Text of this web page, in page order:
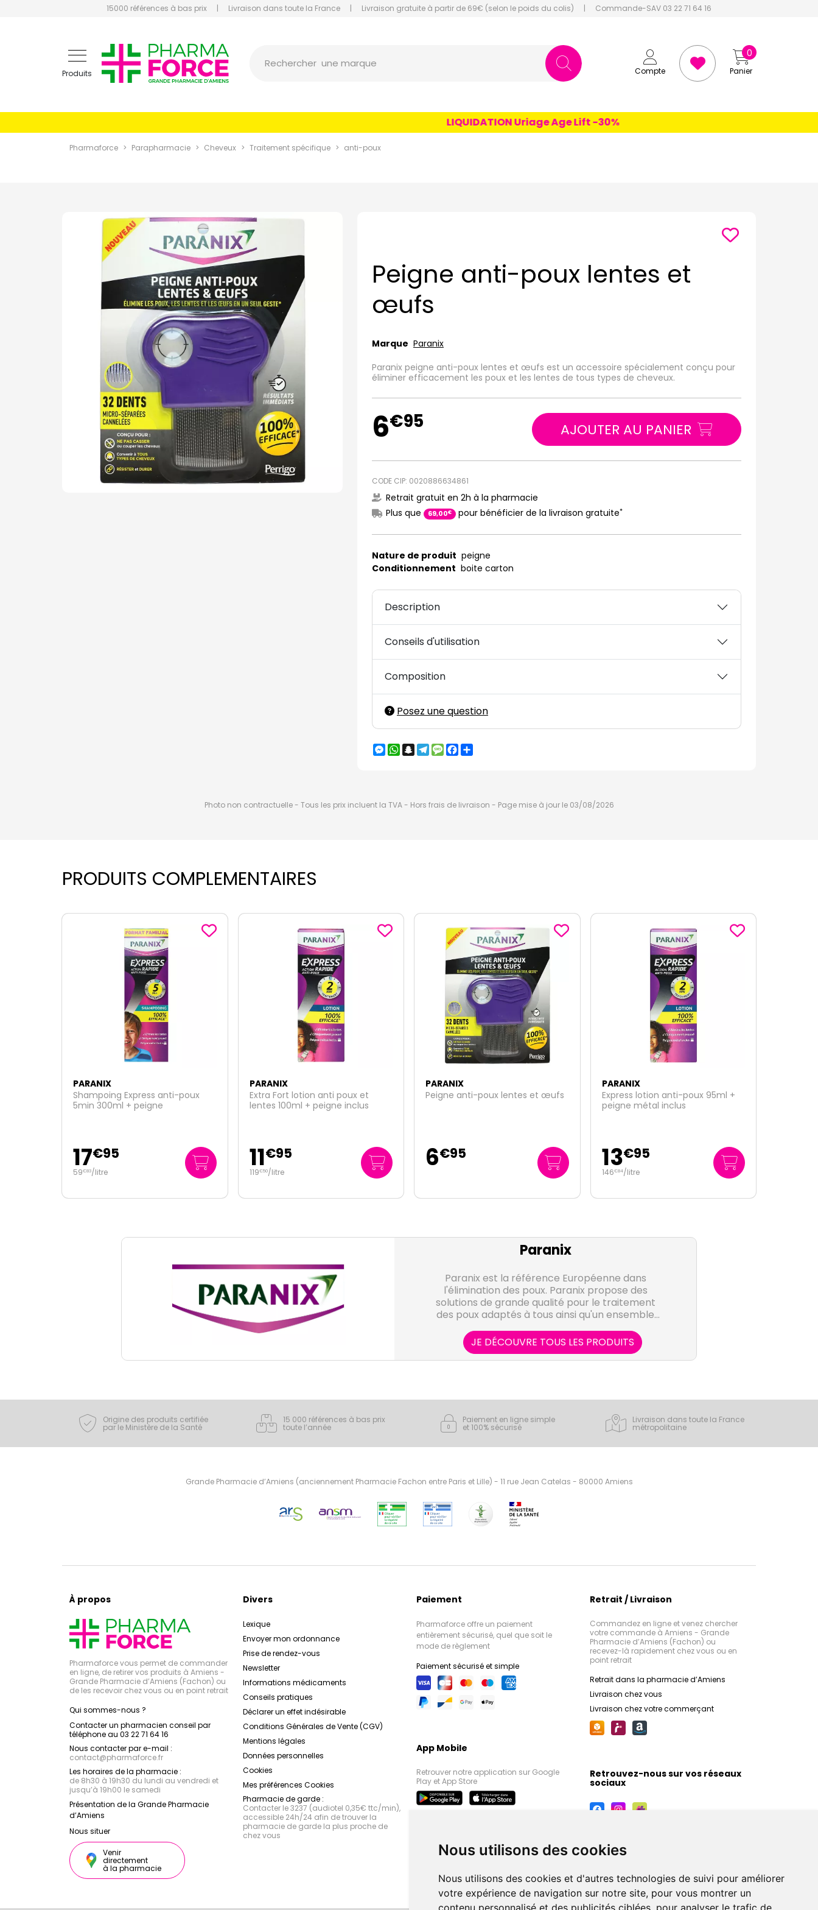
Nous utilisons des cookies
Nous utilisons des cookies et d'autres technologies de suivi pour améliorer
votre expérience de navigation sur notre site, pour vous montrer un
contenu personnalisé et des publicités ciblées, pour analyser le trafic de
15000 références à bas prix | Livraison dans toute la France | Livraison gratuite à partir de 69€ (selon le poids du colis) | Commande-SAV 03 22 71 64 16
Produits Compte Panier
0
Rechercher
LIQUIDATION Uriage Age Lift -30%
Pharmaforce Parapharmacie Cheveux Traitement spécifique anti-poux
Peigne anti-poux lentes et
œufs
Marque Paranix
Paranix peigne anti-poux lentes et œufs est un accessoire spécialement conçu pour
éliminer efficacement les poux et les lentes de tous types de cheveux.
6€95 AJOUTER AU PANIER
CODE CIP: 0020886634861
Retrait gratuit en 2h à la pharmacie
Plus que
69,00€ pour bénéficier de la livraison gratuite*
Nature de produit peigne
Conditionnement boite carton
Description
Conseils d'utilisation
Composition
Posez une question
Messenger
WhatsApp
Snapchat
Telegram
MessageFacebook
Photo non contractuelle - Tous les prix incluent la TVA - Hors frais de livraison - Page mise à jour le 03/08/2026
PRODUITS COMPLEMENTAIRES
PARANIX
Extra Fort lotion anti poux et
lentes 100ml + peigne inclus
11€95
119€50/litre
PARANIX
Peigne anti-poux lentes et œufs
6€95
PARANIX
Express lotion anti-poux 95ml +
13€95
PARANIX
Extra Fort lotion anti-poux spécial
environnement 225ml
10€95
48€67/litre
Paranix
Paranix est la référence Européenne dans
l'élimination des poux. Paranix propose des
solutions de grande qualité pour le traitement
des poux adaptés à tous ainsi qu'un ensemble
nuisance.
JE DÉCOUVRE TOUS LES PRODUITS
Origine des produits certifiée
par le Ministère de la Santé
15 000 références à bas prix
toute l’année
Paiement en ligne simple
et 100% sécurisé
Livraison dans toute la France
métropolitaine
Grande Pharmacie d’Amiens (anciennement Pharmacie Fachon entre Paris et Lille) - 11 rue Jean Catelas - 80000 Amiens
À propos
Pharmaforce vous permet de commander
en ligne, de retirer vos produits à Amiens -
Grande Pharmacie d’Amiens (Fachon) ou
de les recevoir chez vous ou en point retrait
Qui sommes-nous ?
Contacter un pharmacien conseil par
téléphone au 03 22 71 64 16
Nous contacter par e-mail :
contact@pharmaforce.fr
Les horaires de la pharmacie :
de 8h30 à 19h30 du lundi au vendredi et
jusqu’à 19h00 le samedi
Présentation de la Grande Pharmacie
d’Amiens
Nous situer
Venir
directement
à la pharmacie
Divers
Lexique
Envoyer mon ordonnance
Prise de rendez-vous
Newsletter
Informations médicaments
Conseils pratiques
Déclarer un effet indésirable
Conditions Générales de Vente (CGV)
Mentions légales
Données personnelles
Cookies
Mes préférences Cookies
Pharmacie de garde :
Contacter le 3237 (audiotel 0,35€ ttc/min),
accessible 24h/24 afin de trouver la
pharmacie de garde la plus proche de
chez vous
Paiement
Pharmaforce offre un paiement
entièrement sécurisé, quel que soit le
mode de règlement
Paiement sécurisé et simple
App Mobile
Retrouver notre application sur Google
Play et App Store
Retrait / Livraison
Commandez en ligne et venez chercher
votre commande à Amiens - Grande
Pharmacie d’Amiens (Fachon) ou
recevez-là rapidement chez vous ou en
point retrait
Retrait dans la pharmacie d’Amiens
Livraison chez vous
Livraison chez votre commerçant
Retrouvez-nous sur vos réseaux
sociaux